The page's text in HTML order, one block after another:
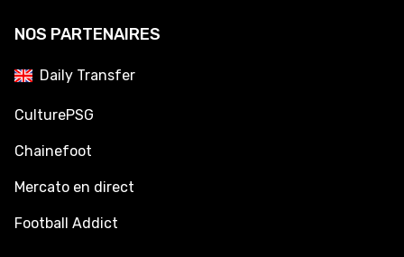
NOS PARTENAIRES
Daily Transfer
CulturePSG
Chainefoot
Mercato en direct
Football Addict